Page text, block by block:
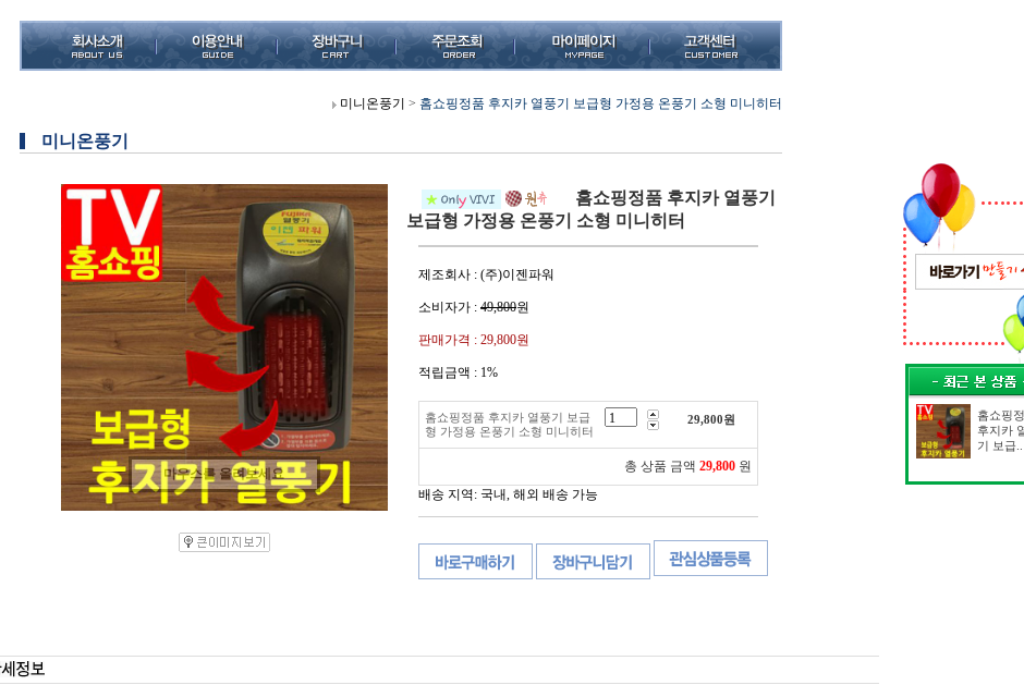
미니온풍기 > 홈쇼핑정품 후지카 열풍기 보급형 가정용 온풍기 소형 미니히터
미니온풍기
마우스를 올려보세요
홈쇼핑정품 후지카 열풍기
보급형 가정용 온풍기 소형 미니히터
제조회사 : (주)이젠파워
소비자가 : 49,800원
판매가격 : 29,800원
적립금액 : 1%
홈쇼핑정품 후지카 열풍기 보급
형 가정용 온풍기 소형 미니히터
29,800원
총 상품 금액 29,800 원
배송 지역 : 국내, 해외 배송 가능
홈쇼핑
후지카
기 보급..